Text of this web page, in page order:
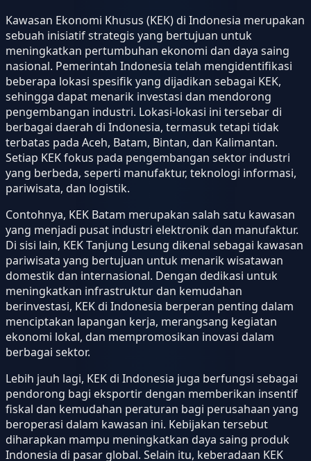
Kawasan Ekonomi Khusus (KEK) di Indonesia merupakan
sebuah inisiatif strategis yang bertujuan untuk
meningkatkan pertumbuhan ekonomi dan daya saing
nasional. Pemerintah Indonesia telah mengidentifikasi
beberapa lokasi spesifik yang dijadikan sebagai KEK,
sehingga dapat menarik investasi dan mendorong
pengembangan industri. Lokasi-lokasi ini tersebar di
berbagai daerah di Indonesia, termasuk tetapi tidak
terbatas pada Aceh, Batam, Bintan, dan Kalimantan.
Setiap KEK fokus pada pengembangan sektor industri
yang berbeda, seperti manufaktur, teknologi informasi,
pariwisata, dan logistik.
Contohnya, KEK Batam merupakan salah satu kawasan
yang menjadi pusat industri elektronik dan manufaktur.
Di sisi lain, KEK Tanjung Lesung dikenal sebagai kawasan
pariwisata yang bertujuan untuk menarik wisatawan
domestik dan internasional. Dengan dedikasi untuk
meningkatkan infrastruktur dan kemudahan
berinvestasi, KEK di Indonesia berperan penting dalam
menciptakan lapangan kerja, merangsang kegiatan
ekonomi lokal, dan mempromosikan inovasi dalam
berbagai sektor.
Lebih jauh lagi, KEK di Indonesia juga berfungsi sebagai
pendorong bagi eksportir dengan memberikan insentif
fiskal dan kemudahan peraturan bagi perusahaan yang
beroperasi dalam kawasan ini. Kebijakan tersebut
diharapkan mampu meningkatkan daya saing produk
Indonesia di pasar global. Selain itu, keberadaan KEK